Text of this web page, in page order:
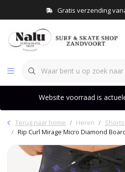
Gratis verzending
Website voorraad is
Terug naar home Heren
Shorts
Rip Curl Mirage Micro Diamond